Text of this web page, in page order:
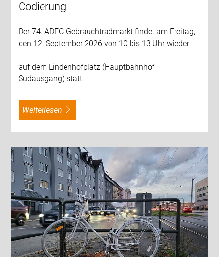
Codierung
Der 74. ADFC-Gebrauchtradmarkt findet am Freitag,
den 12. September 2026 von 10 bis 13 Uhr wieder
auf dem Lindenhofplatz (Hauptbahnhof
Südausgang) statt.
weiterlesen